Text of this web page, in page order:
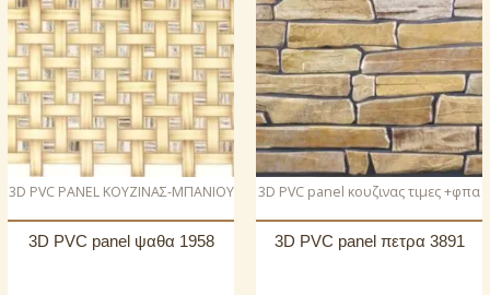
3D PVC PANEL ΚΟΥΖΙΝΑΣ-ΜΠΑΝΙΟΥ
3D PVC panel ψαθα 1958
3D PVC panel κουζινας τιμες +φπα
3D PVC panel πετρα 3891